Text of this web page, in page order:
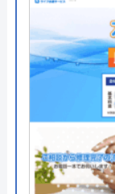
対応エリア
株式会社
※クチコミの内容
●支払い方法
●累計実績
九州水道